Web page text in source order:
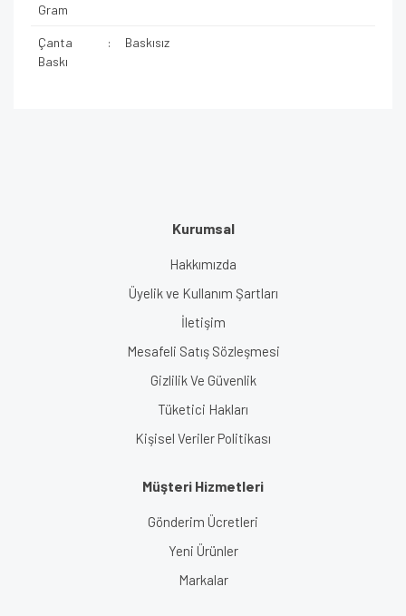
Gram
Çanta
Baskı
: Baskısız
Kurumsal
Hakkımızda
Üyelik ve Kullanım Şartları
İletişim
Mesafeli Satış Sözleşmesi
Gizlilik Ve Güvenlik
Tüketici Hakları
Kişisel Veriler Politikası
Müşteri Hizmetleri
Gönderim Ücretleri
Yeni Ürünler
Markalar